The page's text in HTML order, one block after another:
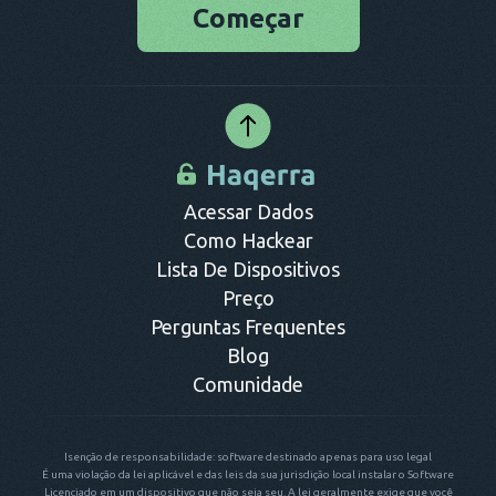
das credenciais do iCloud. Por outro lado, um arquivo apk
deve ser baixado em celulares Android para concluir o
ferramenta poderosa e econômica que reúne os melhores
recursos de monitoramento, que podem ser acessados de
Começar
Acessar Dados
Como Hackear
Lista De Dispositivos
Preço
Perguntas Frequentes
Blog
Comunidade
Isenção de responsabilidade: software destinado apenas para uso legal
É uma violação da lei aplicável e das leis da sua jurisdição local instalar o Software
Licenciado em um dispositivo que não seja seu. A lei geralmente exige que você